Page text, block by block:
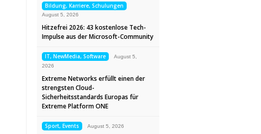
Bildung, Karriere, Schulungen
August 5, 2026
Hitzefrei 2026: 43 kostenlose Tech-
Impulse aus der Microsoft-Community
IT, NewMedia, Software
August 5,
2026
Extreme Networks erfüllt einen der
strengsten Cloud-
Sicherheitsstandards Europas für
Extreme Platform ONE
Sport, Events August 5, 2026